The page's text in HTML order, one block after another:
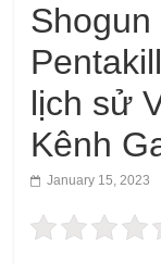
Shogun
lịch sử
Kênh
January 15, 2023